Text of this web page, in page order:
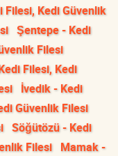
Filesi, Kedi Güvenlik
Şentepe - Kedi
Filesi
Filesi, Kedi
İvedik - Kedi
Güvenlik Filesi
Söğütözü - Kedi
Filesi Mamak -